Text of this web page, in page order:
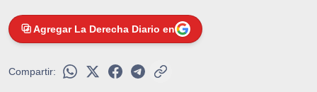
Agregar La Derecha Diario en
Compartir: